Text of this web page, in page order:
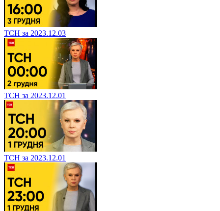
ТСН за 2023.12.03
ТСН за 2023.12.01
ТСН за 2023.12.01